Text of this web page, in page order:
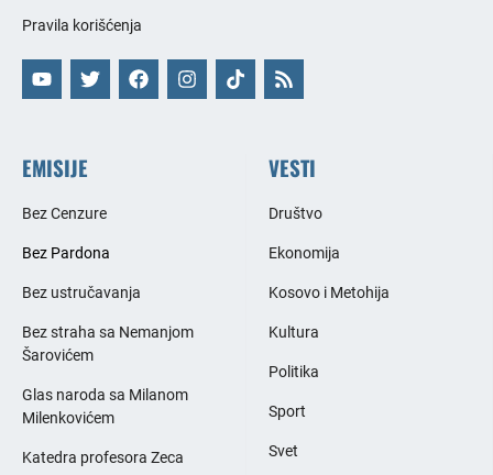
Pravila korišćenja
EMISIJE
Bez Cenzure
Bez Pardona
Bez ustručavanja
Bez straha sa Nemanjom
Šarovićem
Glas naroda sa Milanom
Milenkovićem
Katedra profesora Zeca
VESTI
Društvo
Ekonomija
Kosovo i Metohija
Kultura
Politika
Sport
Svet